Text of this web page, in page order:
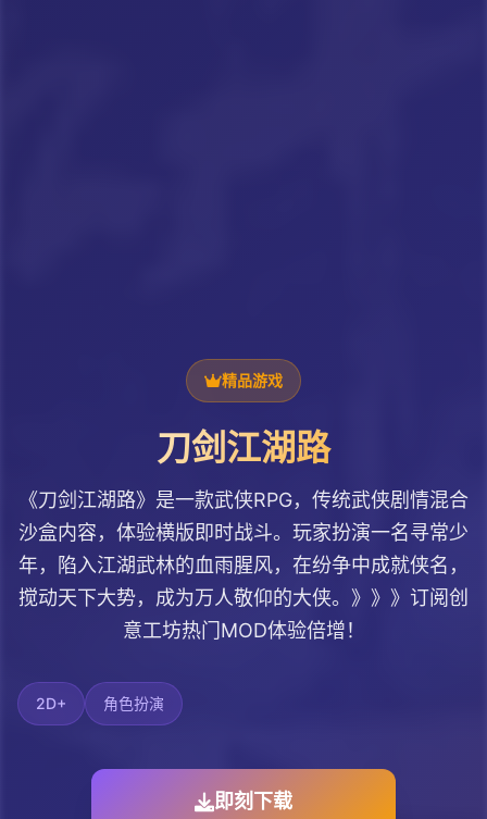
精品游戏
刀剑江湖路
《刀剑江湖路》是一款武侠RPG，传统武侠剧情混合
沙盒内容，体验横版即时战斗。玩家扮演一名寻常少
年，陷入江湖武林的血雨腥风，在纷争中成就侠名，
搅动天下大势，成为万人敬仰的大侠。》》》订阅创
意工坊热门MOD体验倍增！
2D+ 角色扮演
即刻下载